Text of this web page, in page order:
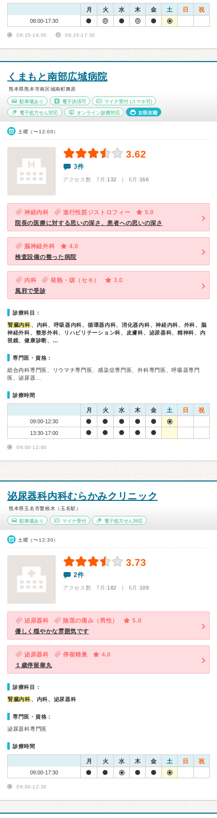
月 火 水 木 金 土 日 祝
08:00-17:30
08:15-16:00 08:15-17:30
くまもと南部広域病院
熊本県熊本市南区城南町舞原
駐車場あり 電子決済可 マイナ受付 (スマホ可)
電子処方せん対応 オンライン診療対応 女医在籍
土曜（〜12:00）
3.62
3件
アクセス数 7月:132 | 6月:166
神経内科 進行性筋ジストロフィー
5.0
院長の医療に対する思いの深さ、患者への思いの深さ
脳神経外科
4.0
検査設備の整った病院
内科 発熱・咳（セキ）
3.0
風邪で受診
診療科目：
腎臓内科 、内科、呼吸器内科、循環器内科、消化器内科、神経内科、外科、脳
神経外科、整形外科、リハビリテーション科、皮膚科、泌尿器科、精神科、内
視鏡、健康診断、…
専門医・資格：
総合内科専門医、リウマチ専門医、感染症専門医、外科専門医、呼吸器専門
医、泌尿器…
診療時間
月 火 水 木 金 土 日 祝
09:00-12:30
13:30-17:00
09:00-12:00
泌尿器科内科むらかみクリニック
熊本県玉名市繁根木（玉名駅）
駐車場あり マイナ受付 電子処方せん対応
土曜（〜12:30）
3.73
2件
アクセス数 7月:182 | 6月:109
泌尿器科 陰茎の痛み（男性）
5.0
優しく穏やかな雰囲気です
泌尿器科 停留精巣
4.0
１歳停留睾丸
診療科目：
腎臓内科 、内科、泌尿器科
専門医・資格：
泌尿器科専門医
診療時間
月 火 水 木 金 土 日 祝
09:00-17:30
09:00-12:30